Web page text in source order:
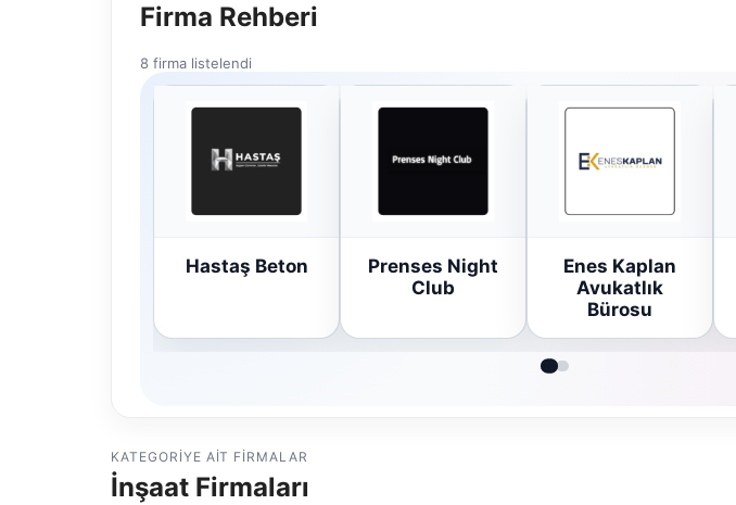
Firma Rehberi
8 firma listelendi
Hastaş Beton
Prenses Night
Club
Enes Kaplan
Avukatlık
Bürosu
KATEGORIYE AIT FIRMALAR
İnşaat Firmaları